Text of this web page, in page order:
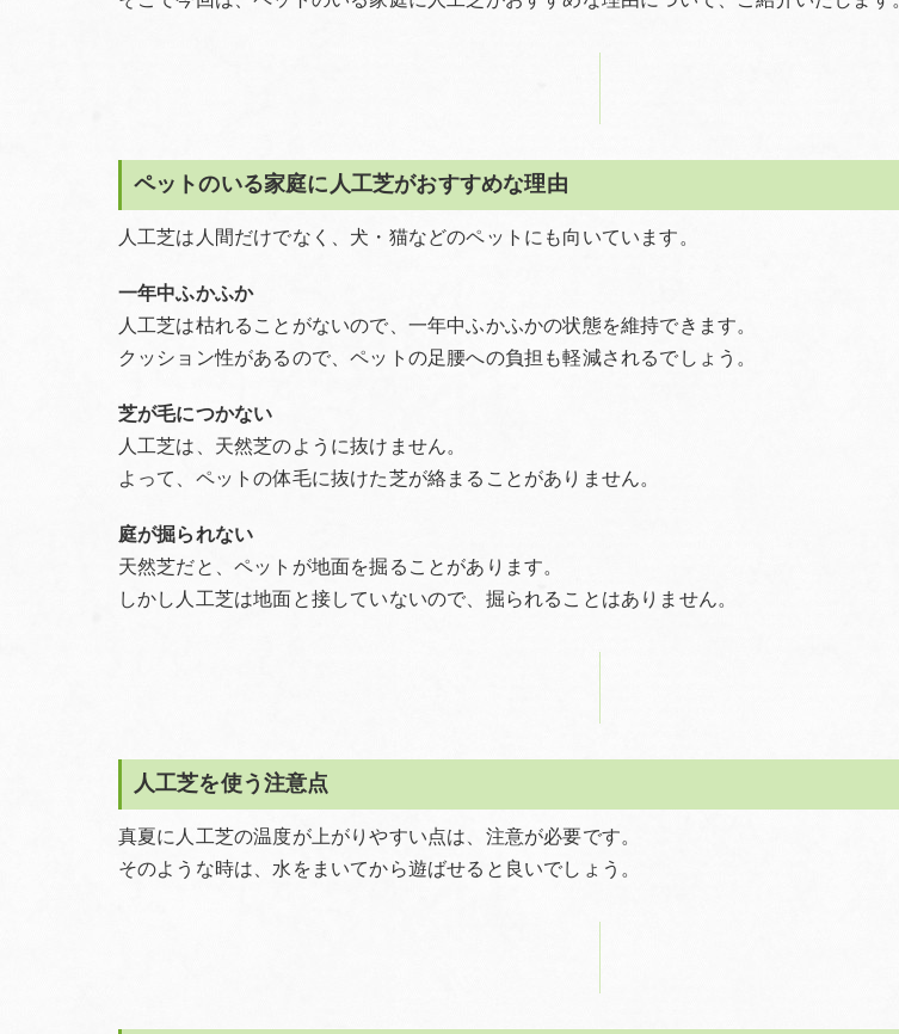
ペットのいる家庭に人工芝がおすすめな理由
人工芝は人間だけでなく、犬・猫などのペットにも向いています。
一年中ふかふか
人工芝は枯れることがないので、一年中ふかふかの状態を維持できます。
クッション性があるので、ペットの足腰への負担も軽減されるでしょう。
芝が毛につかない
人工芝は、天然芝のように抜けません。
よって、ペットの体毛に抜けた芝が絡まることがありません。
庭が掘られない
天然芝だと、ペットが地面を掘ることがあります。
しかし人工芝は地面と接していないので、掘られることはありません。
人工芝を使う注意点
真夏に人工芝の温度が上がりやすい点は、注意が必要です。
そのような時は、水をまいてから遊ばせると良いでしょう。